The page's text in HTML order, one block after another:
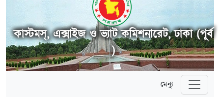
কাস্টমস্, এক্সাইজ ও ভ্যাট কমিশনারেট, ঢাকা (পূর্ব
)
মেন্যু